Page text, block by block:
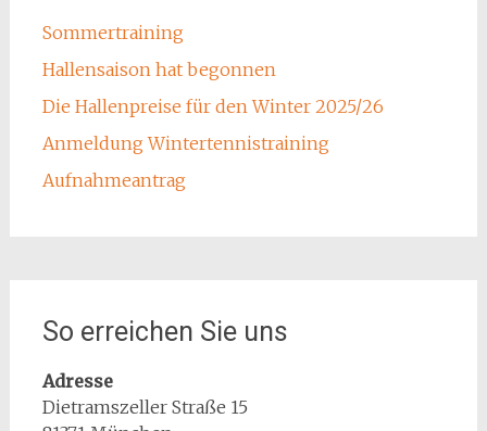
Sommertraining
Hallensaison hat begonnen
Die Hallenpreise für den Winter 2025/26
Anmeldung Wintertennistraining
Aufnahmeantrag
So erreichen Sie uns
Adresse
Dietramszeller Straße 15